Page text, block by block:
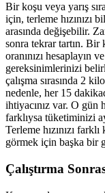
Bir koşu veya yarış
için, terleme hızınızı
arasında değişebilir.
sonra tekrar tartın. Bir
oranınızı hesaplayın
gereksinimlerinizi
çalışma sırasında 2
nedenle, her 15
ihtiyacınız var. O gün
farklıysa tüketiminizi
Terleme hızınızı
görmek için başka bir
Çalıştırma